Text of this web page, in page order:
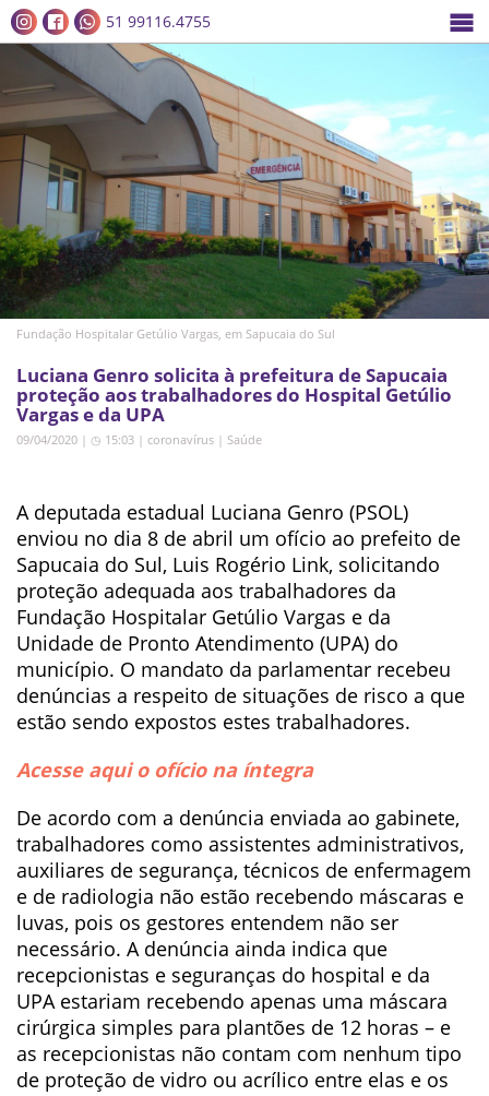
51 99116.4755
Fundação Hospitalar Getúlio Vargas, em Sapucaia do Sul
Luciana Genro solicita à prefeitura de Sapucaia
proteção aos trabalhadores do Hospital Getúlio
Vargas e da UPA
09/04/2020 | ◷ 15:03 | coronavírus | Saúde
A deputada estadual Luciana Genro (PSOL)
enviou no dia 8 de abril um ofício ao prefeito de
Sapucaia do Sul, Luis Rogério Link, solicitando
proteção adequada aos trabalhadores da
Fundação Hospitalar Getúlio Vargas e da
Unidade de Pronto Atendimento (UPA) do
município. O mandato da parlamentar recebeu
denúncias a respeito de situações de risco a que
estão sendo expostos estes trabalhadores.
Acesse aqui o ofício na íntegra
De acordo com a denúncia enviada ao gabinete,
trabalhadores como assistentes administrativos,
auxiliares de segurança, técnicos de enfermagem
e de radiologia não estão recebendo máscaras e
luvas, pois os gestores entendem não ser
necessário. A denúncia ainda indica que
recepcionistas e seguranças do hospital e da
UPA estariam recebendo apenas uma máscara
cirúrgica simples para plantões de 12 horas – e
as recepcionistas não contam com nenhum tipo
de proteção de vidro ou acrílico entre elas e os